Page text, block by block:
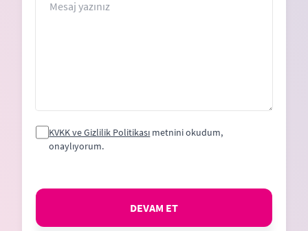
KVKK ve Gizlilik Politikası metnini okudum,
onaylıyorum.
DEVAM ET